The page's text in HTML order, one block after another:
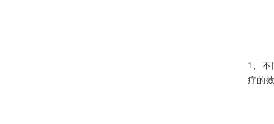
1、不
疗的